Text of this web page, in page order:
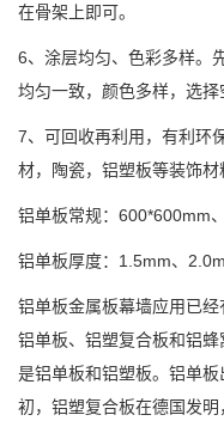
在骨架上即可。
6、涂层均匀、色彩多样。
均匀一致，颜色多样，选择
7、可回收再利用，有利环
材，陶瓷，铝塑板等装饰材
铝单板常规：600*600mm
铝单板厚度：1.5mm、
铝单板金属板幕墙应用已
铝单板、铝塑复合板和铝
是铝单板和铝塑板。铝单
初，铝塑复合板在德国发